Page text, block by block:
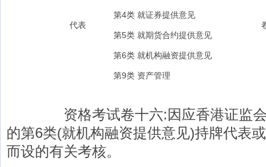
代表
第4类 就证券提供意见
第5类 就期货合约提供意见
第6类 就机构融资提供意见
第9类 资产管理
卷
资格考试卷十六:因应香港证监会
的第6类(就机构融资提供意见)持牌代表
而设的有关考核。